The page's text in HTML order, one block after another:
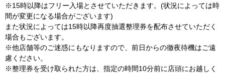
※15時以降はフリー入場とさせていただきます。(状況によっては時
間が変更になる場合がございます)
また状況によっては15時以降再度抽選整理券を配布させていただく
場合もございます。
※他店舗等のご迷惑にもなりますので、前日からの徹夜待機はご遠
慮ください。
※整理券を受け取られた方は、指定の時間10分前に店頭にお越しく